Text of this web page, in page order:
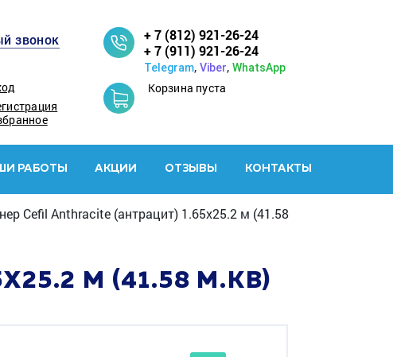
звонок
+ 7 (812) 921-26-24
+ 7 (911) 921-26-24
Telegram, Viber, WhatsApp
Корзина пуста
РАБОТЫ АКЦИИ ОТЗЫВЫ КОНТАКТЫ
Cefil Anthracite (антрацит) 1.65x25.2 м (41.58
М (41.58 М.КВ)